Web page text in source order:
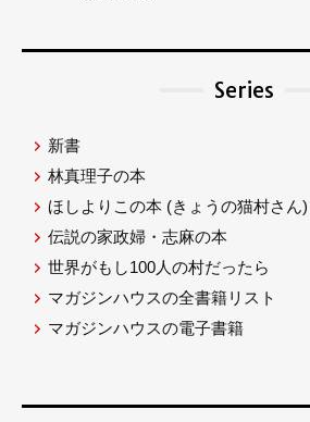
Series
新書
林真理子の本
ほしよりこの本 (きょうの猫村さん)
伝説の家政婦・志麻の本
世界がもし100人の村だったら
マガジンハウスの全書籍リスト
マガジンハウスの電子書籍